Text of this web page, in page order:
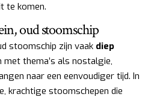
te komen.
oud stoomschip
stoomschip zijn vaak diep
thema’s als nostalgie,
naar een eenvoudiger tijd. In
krachtige stoomschepen die